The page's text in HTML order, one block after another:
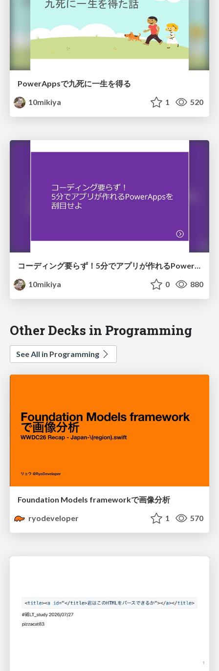
PowerAppsで九死に一生を得る
10mikiya
1 520
コーディング要らず！5分でアプリが作れるPowerAppsを刮目せよ！
10mikiya
0 880
Other Decks in Programming
See All in Programming
Foundation Models frameworkで画像分析
ryodeveloper
1 570